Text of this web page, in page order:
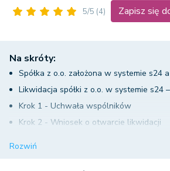
5/5 (4) Zapisz się
Na skróty:
Spółka z o.o. założona w systemie s24
Likwidacja spółki z o.o. w systemie s24
Krok 1 - Uchwała wspólników
Krok 2 - Wniosek o otwarcie likwidacji
Rozwiń